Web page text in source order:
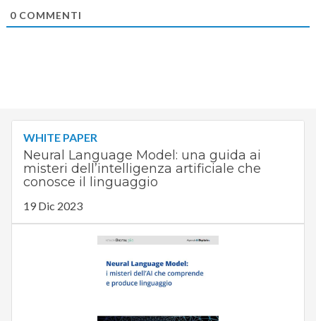
0COMMENTI
WHITE PAPER
Neural Language Model: una guida ai
misteri dell’intelligenza artificiale che
conosce il linguaggio
19 Dic 2023